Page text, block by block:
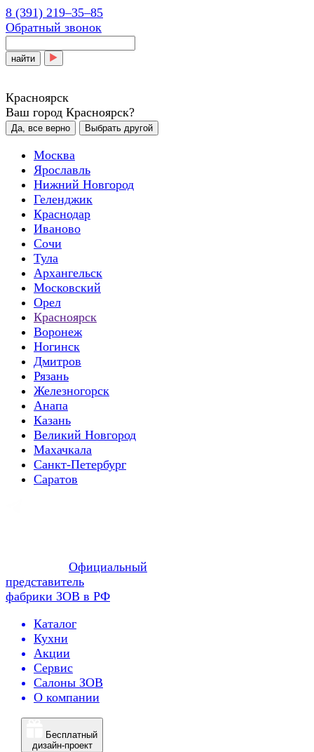
8 (391) 219‒35‒85
Обратный звонок
найти
Красноярск
Ваш город Красноярск?
Да, все верно Выбрать другой
Москва
Ярославль
Нижний Новгород
Геленджик
Краснодар
Иваново
Сочи
Тула
Архангельск
Московский
Орел
Красноярск
Воронеж
Ногинск
Дмитров
Рязань
Железногорск
Анапа
Казань
Великий Новгород
Махачкала
Санкт-Петербург
Саратов
Официальный
представитель
фабрики ЗОВ в РФ
Каталог
Кухни
Акции
Сервис
Салоны ЗОВ
О компании
Бесплатный
дизайн-проект